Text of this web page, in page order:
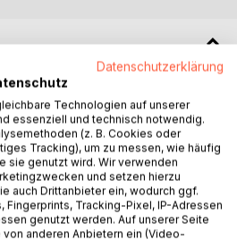
stellt für
Herausforderung dar. Viele
auf die Einreichung einer
dadurch Geld an den
Jahr Geld für den Kauf einer
aus, beauftragen
Steuerberater. Das muss aber
Datenschutzerklärung
Technologien auf unserer
essenziell und technisch notwendig.
(z. B. Cookies oder
Tracking), um zu messen, wie häufig
sie genutzt wird. Wir verwenden
und setzen hierzu
auch Drittanbieter ein, wodurch ggf.
Tracking-Pixel, IP-Adressen
genutzt werden. Auf unserer Seite
anderen Anbietern ein (Video-